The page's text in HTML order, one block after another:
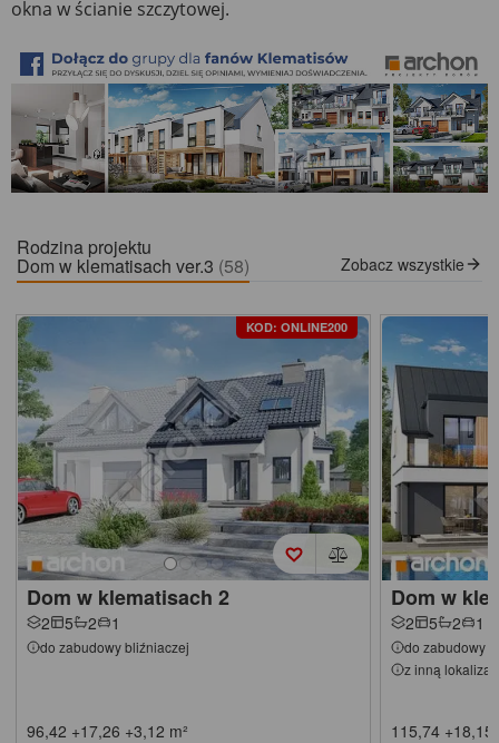
okna w ścianie szczytowej.
Rodzina projektu
Dom w klematisach ver.3 (58) Zobacz wszystkie
KOD: ONLINE200
Dom w klematisach 2
2 5 2 1
do zabudowy bliźniaczej
96,42 +17,26 +3,12 m²
Dom w
2 5 2 1
do zabudowy
z inną
115,74 +18,15